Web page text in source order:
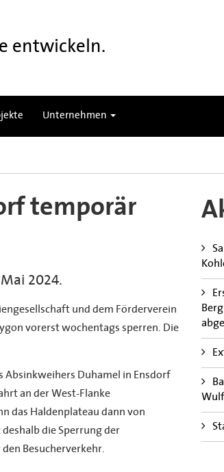
entwickeln.
Unternehmen
temporär
2024.
und dem Förderverein
vorerst wochentags sperren. Die
Absinkweihers Duhamel in Ensdorf
an der West-Flanke
das Haldenplateau dann von
die Sperrung der
Besucherverkehr.